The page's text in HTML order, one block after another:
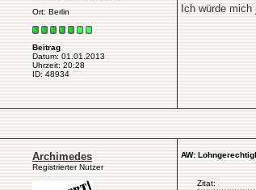
Ort: Berlin
Beitrag
Datum: 01.01.2013
Uhrzeit: 20:28
ID: 48934
Ich würde
Archimedes
Registrierter Nutzer
AW:
Zitat: